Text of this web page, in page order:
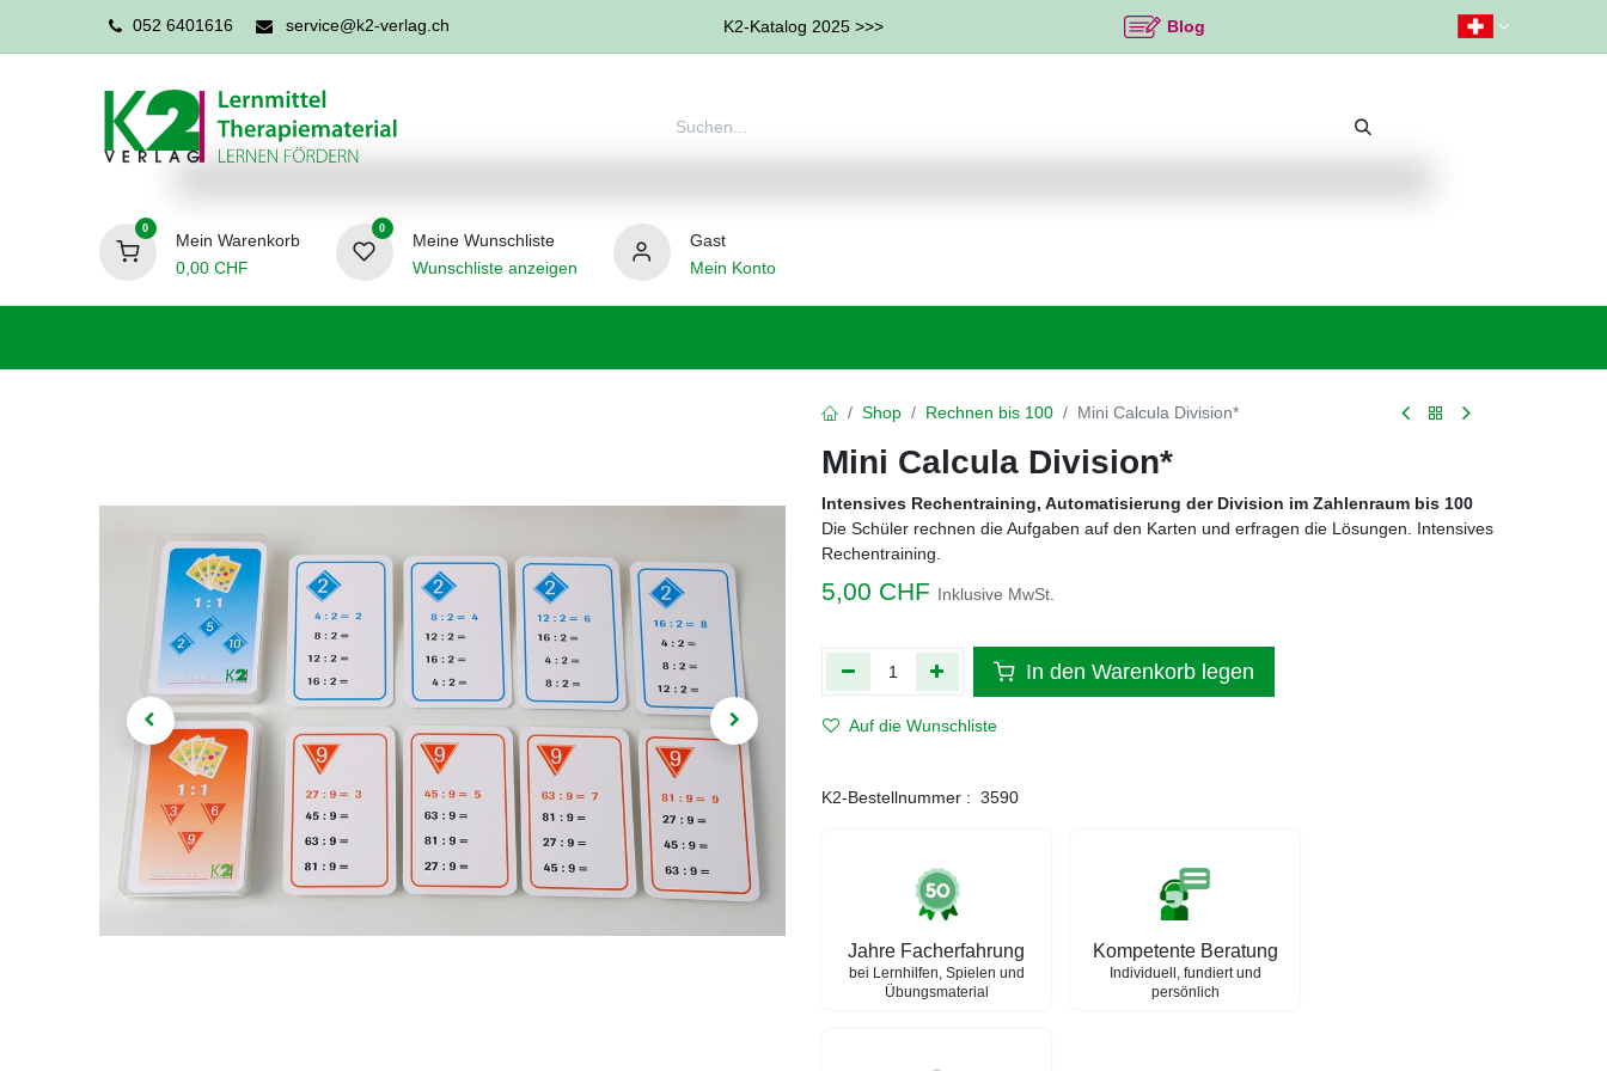
052 6401616 service@k2-verlag.ch K2-Katalog 2025 >>> Blog
0
Mein Warenkorb
0,00CHF
0
Meine Wunschliste
Wunschliste anzeigen
Gast
Mein Konto
Shop Rechnen bis 100 Mini Calcula Division*
Mini Calcula Division*
Intensives Rechentraining, Automatisierung der Division im Zahlenraum bis 100
Die Schüler rechnen die Aufgaben auf den Karten und erfragen die Lösungen. Intensives
Rechentraining.
5,00 CHF Inklusive MwSt.
In den Warenkorb legen
Auf die Wunschliste
K2-Bestellnummer : 3590
Jahre Facherfahrung
bei Lernhilfen, Spielen und
Übungsmaterial
Kompetente Beratung
Individuell, fundiert und
persönlich